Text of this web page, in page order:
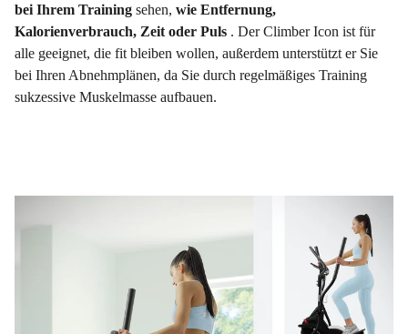
bei Ihrem Training sehen, wie Entfernung,
Kalorienverbrauch, Zeit oder Puls . Der Climber Icon ist für
alle geeignet, die fit bleiben wollen, außerdem unterstützt er Sie
bei Ihren Abnehmplänen, da Sie durch regelmäßiges Training
sukzessive Muskelmasse aufbauen.